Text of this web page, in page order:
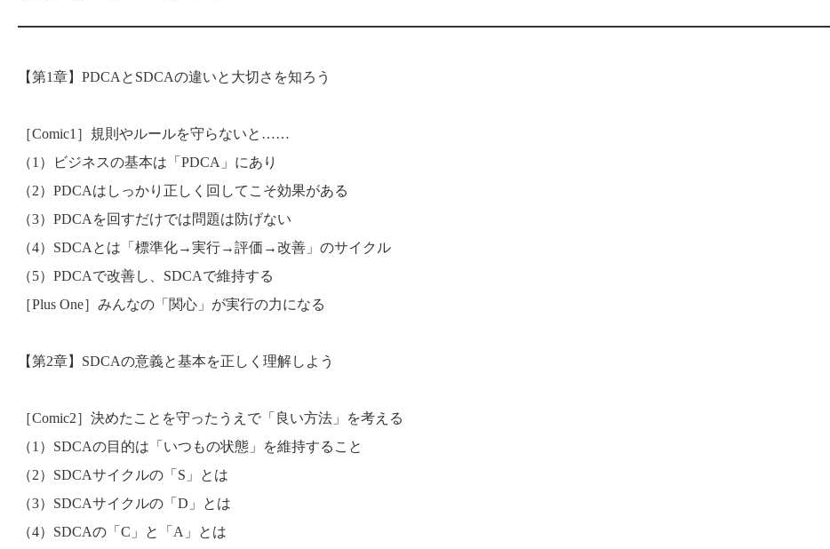
【第1章】PDCAとSDCAの違いと大切さを知ろう
［Comic1］規則やルールを守らないと……
（1）ビジネスの基本は「PDCA」にあり
（2）PDCAはしっかり正しく回してこそ効果がある
（3）PDCAを回すだけでは問題は防げない
（4）SDCAとは「標準化→実行→評価→改善」のサイクル
（5）PDCAで改善し、SDCAで維持する
［Plus One］みんなの「関心」が実行の力になる
【第2章】SDCAの意義と基本を正しく理解しよう
［Comic2］決めたことを守ったうえで「良い方法」を考える
（1）SDCAの目的は「いつもの状態」を維持すること
（2）SDCAサイクルの「S」とは
（3）SDCAサイクルの「D」とは
（4）SDCAの「C」と「A」とは